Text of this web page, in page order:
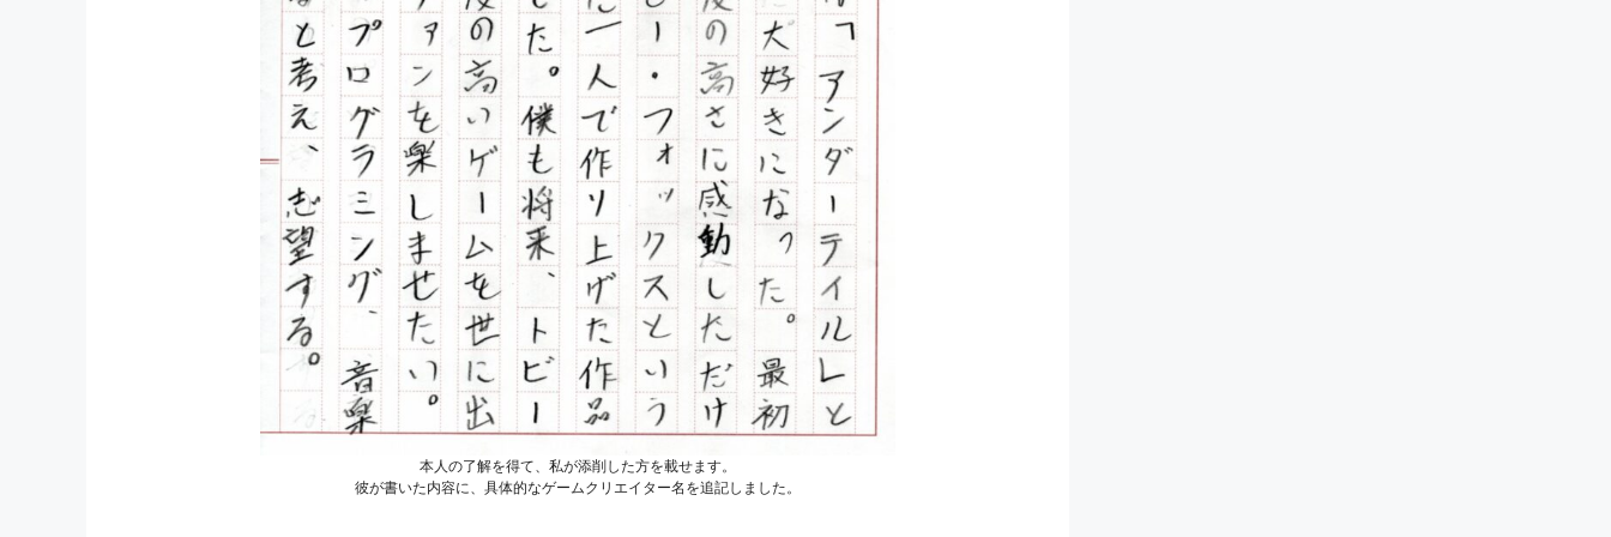
本人の了解を得て、私が添削した方を載せます。
彼が書いた内容に、具体的なゲームクリエイター名を追記しました。